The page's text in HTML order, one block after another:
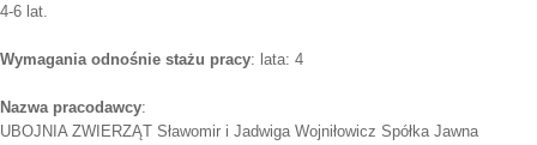
4-6 lat.
Wymagania odnośnie stażu pracy: lata: 4
Nazwa pracodawcy:
UBOJNIA ZWIERZĄT Sławomir i Jadwiga Wojniłowicz Spółka Jawna